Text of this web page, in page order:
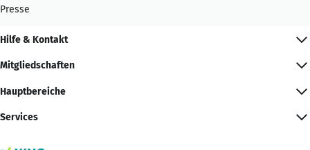
Presse
Hilfe & Kontakt
Mitgliedschaften
Hauptbereiche
Services